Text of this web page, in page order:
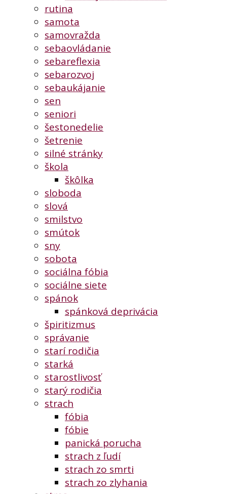
rutina
samota
samovražda
sebaovládanie
sebareflexia
sebarozvoj
sebaukájanie
sen
seniori
šestonedelie
šetrenie
silné stránky
škola
škôlka
sloboda
slová
smilstvo
smútok
sny
sobota
sociálna fóbia
sociálne siete
spánok
spánková deprivácia
špiritizmus
správanie
starí rodičia
starká
starostlivosť
starý rodičia
strach
fóbia
fóbie
panická porucha
strach z ľudí
strach zo smrti
strach zo zlyhania